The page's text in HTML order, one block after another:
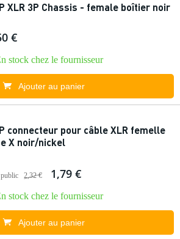
XLR 3P Chassis - female boîtier noir
€
stock chez le fournisseur
Ajouter au panier
connecteur pour câble XLR femelle
X noir/nickel
2,32 € 1,79 €
stock chez le fournisseur
Ajouter au panier